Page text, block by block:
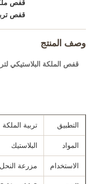
قفص
قفص
وصف المنتج
قفص الملكة البلاستيكي
التطبيق تربية الملكة
المواد البلاستيك
الاستخدام مزرعة النحل